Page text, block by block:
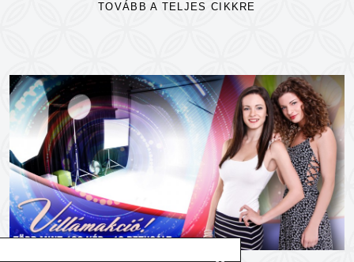
TOVÁBB A TELJES CIKKRE